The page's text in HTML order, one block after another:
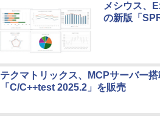
メシウス、
の新版「
テクマトリックス、MCPサーバー
「C/C++test 2025.2」を販売